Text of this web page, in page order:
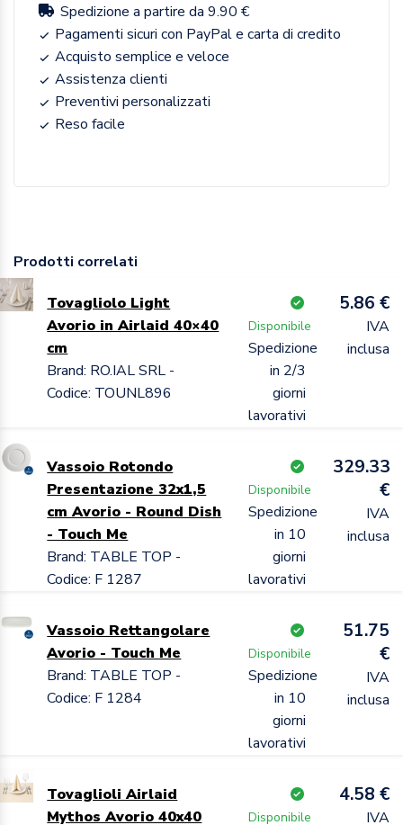
Spedizione a partire da 9.90 €
Pagamenti sicuri con PayPal e carta di credito
Acquisto semplice e veloce
Assistenza clienti
Preventivi personalizzati
Reso facile
Prodotti correlati
Tovagliolo Light
Avorio in Airlaid 40×40
cm
Brand: RO.IAL SRL -
Codice: TOUNL896
Disponibile
Spedizione
in 2/3
giorni
lavorativi
5.86 €
IVA
inclusa
Vassoio Rotondo
Presentazione 32x1,5
cm Avorio - Round Dish
- Touch Me
Brand: TABLE TOP -
Codice: F 1287
Disponibile
Spedizione
in 10
giorni
lavorativi
329.33
€
IVA
inclusa
Vassoio Rettangolare
Avorio - Touch Me
Brand: TABLE TOP -
Codice: F 1284
Disponibile
Spedizione
in 10
giorni
lavorativi
51.75
€
IVA
inclusa
Tovaglioli Airlaid
Mythos Avorio 40x40
Disponibile
4.58 €
IVA